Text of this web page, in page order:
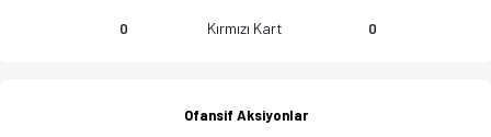
0 Kırmızı Kart 0
Ofansif Aksiyonlar